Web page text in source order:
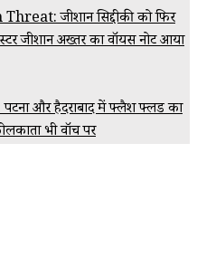
जीशान सिद्दीकी को फिर
जीशान अख्तर का वॉयस नोट आया
और हैदराबाद में फ्लैश फ्लड का
भी वॉच पर